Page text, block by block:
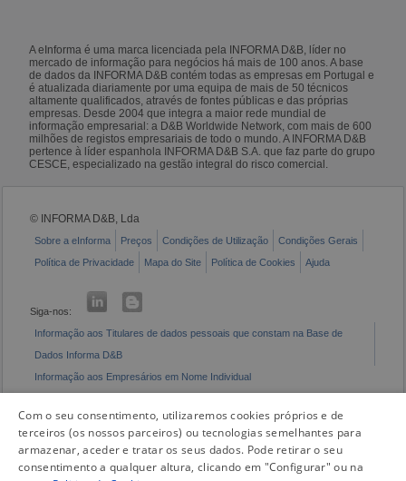
A eInforma é uma marca licenciada pela INFORMA D&B, líder no
mercado de informação para negócios há mais de 100 anos. A base
de dados da INFORMA D&B contém todas as empresas em Portugal e
é atualizada diariamente por uma equipa de mais de 50 técnicos
altamente qualificados, através de fontes públicas e das próprias
empresas. Desde 2004 que integra a maior rede mundial de
informação empresarial: a D&B Worldwide Network, com mais de 600
milhões de registos empresariais de todo o mundo. A INFORMA D&B
pertence à líder espanhola INFORMA D&B S.A. que faz parte do grupo
CESCE, especializado na gestão integral do risco comercial.
© INFORMA D&B, Lda
Sobre a eInforma Preços Condições de Utilização
Condições Gerais
Política de Privacidade
Mapa do Site Política de Cookies Ajuda
Siga-nos:
Informação aos Titulares de dados pessoais que constam na Base de
Dados Informa D&B
Informação aos Empresários em Nome Individual
Com o seu consentimento, utilizaremos cookies próprios e de
terceiros (os nossos parceiros) ou tecnologias semelhantes para
armazenar, aceder e tratar os seus dados. Pode retirar o seu
consentimento a qualquer altura, clicando em "Configurar" ou na